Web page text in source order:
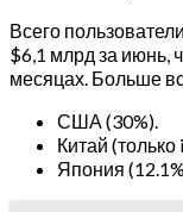
Всего
$6,1 млрд за июнь,
месяцах. Больше
США (30%).
Китай (только
Япония